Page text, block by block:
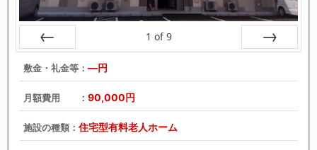
戻る
1 of 9
敷金・礼金等： ―円
月額費用 ： 90,000円
施設の種類： 住宅型有料老人ホーム